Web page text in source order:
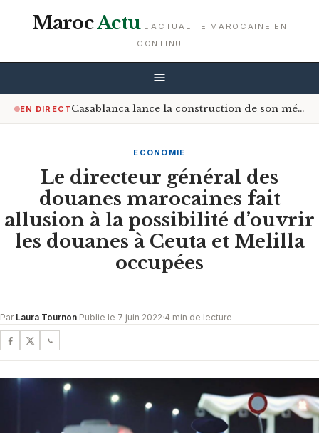
MarocActu L'ACTUALITE MAROCAINE EN
CONTINU
EN DIRECT Casablanca lance la construction de son méga-centre de valorisation des déchets
ECONOMIE
Le directeur général des
douanes marocaines fait
allusion à la possibilité d’ouvrir
les douanes à Ceuta et Melilla
occupées
Par Laura Tournon·Publie le 7 juin 2022·4 min de lecture